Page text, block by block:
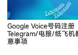
Google Voice号码注册
Telegram/电报/纸飞机
意事项